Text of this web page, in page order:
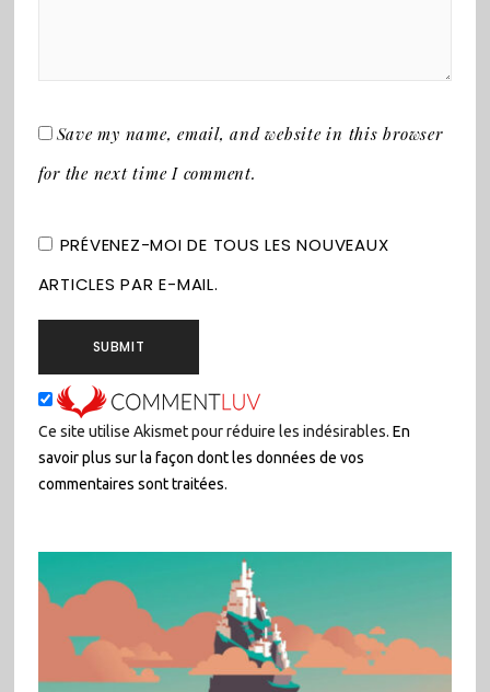
Save my name, email, and website in this browser
for the next time I comment.
PRÉVENEZ-MOI DE TOUS LES NOUVEAUX
ARTICLES PAR E-MAIL.
Ce site utilise Akismet pour réduire les indésirables. En
savoir plus sur la façon dont les données de vos
commentaires sont traitées.